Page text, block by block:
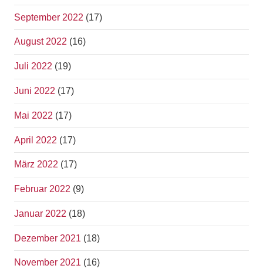
September 2022 (17)
August 2022 (16)
Juli 2022 (19)
Juni 2022 (17)
Mai 2022 (17)
April 2022 (17)
März 2022 (17)
Februar 2022 (9)
Januar 2022 (18)
Dezember 2021 (18)
November 2021 (16)